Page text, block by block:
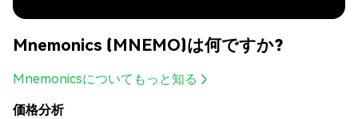
Mnemonics (MNEMO)は何ですか?
Mnemonicsについてもっと知る
価格分析